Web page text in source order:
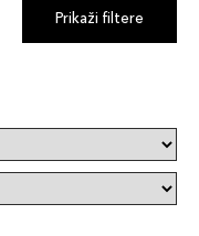
Prikaži filtere